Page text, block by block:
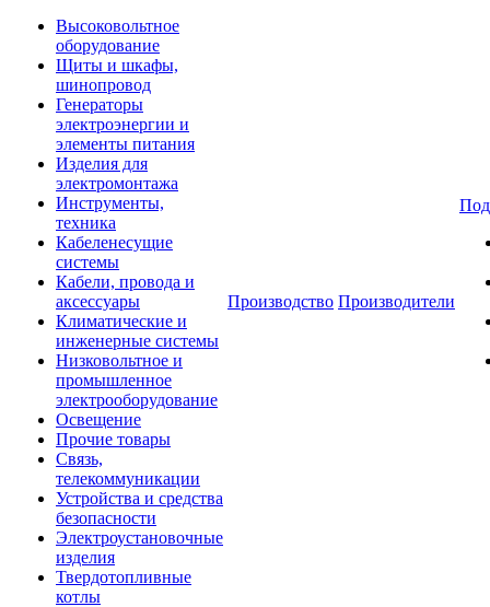
Высоковольтное
оборудование
Щиты и шкафы,
шинопровод
Генераторы
электроэнергии и
элементы питания
Изделия для
электромонтажа
Инструменты,
техника
Кабеленесущие
системы
Кабели, провода и
аксессуары
Климатические и
инженерные системы
Низковольтное и
промышленное
электрооборудование
Освещение
Прочие товары
Связь,
телекоммуникации
Устройства и средства
безопасности
Электроустановочные
изделия
Твердотопливные
котлы
Производство Производители